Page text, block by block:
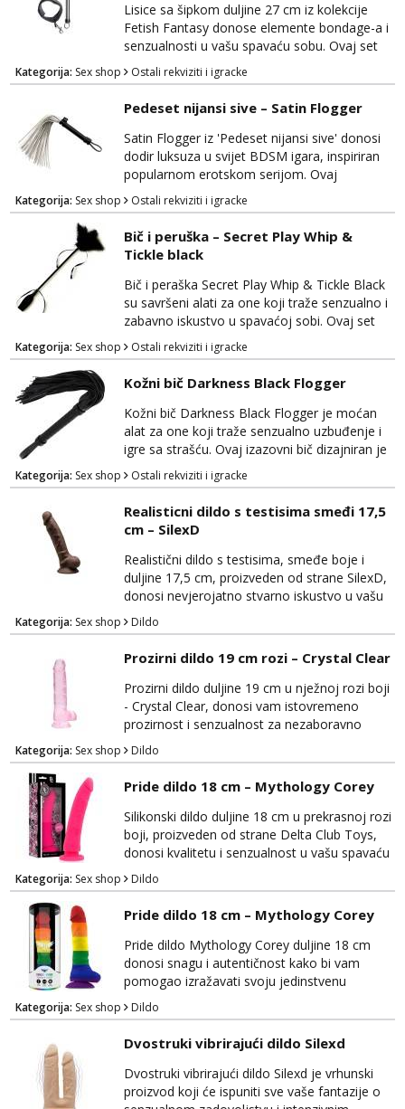
Tel:064/677-677- Kod: #108
tel:0,93€ - mob:1,12€ min
Obavijesti me kada se oslobodi
Zara
tel:0,93€ - mob:1,12€ min
Obavijesti me kada se oslobodi
Čekam tvoj poziv!
Tel:064/677-677- Kod: #142
tel:0,93€ - mob:1,12€ min
Lisice sa šipkom duljine 27 cm iz kolekcije
Fetish Fantasy donose elemente bondage-a i
senzualnosti u vašu spavaću sobu. Ovaj set
omogućava vam da istražujete igre sa
strašću, pružajući vam mogućnost za
dominaciju ili predaju. Lisice su izrađene od
visokokvalitetnog materijala koji je siguran za
tijelo i udoban za nošenje. Prilagodljive su za
različite veličine zgloba, osiguravajući
sigurnost i...
Kategorija: Sex shop Ostali rekviziti i igracke
Pedeset nijansi sive – Satin Flogger
Satin Flogger iz 'Pedeset nijansi sive' donosi
dodir luksuza u svijet BDSM igara, inspiriran
popularnom erotskom serijom. Ovaj
elegantan bič izrađen je kako bi pružio
senzualno iskustvo dominacije i podložnosti.
Satin Flogger je izrađen od visokokvalitetnog
materijala s mekim trakama koje pružaju
dodatnu nježnost i udobnost tijekom igre.
Ovaj bič je savršen za početnike u BDSM-u,
omogućujući im...
Kategorija: Sex shop Ostali rekviziti i igracke
Bič i peruška – Secret Play Whip &
Tickle black
Bič i peraška Secret Play Whip & Tickle Black
su savršeni alati za one koji traže senzualno i
zabavno iskustvo u spavaćoj sobi. Ovaj set
kombinira dvije različite teksture kako bi
dodao raznolikost i uzbuđenje u vaše intimne
trenutke. Bič je izrađen od visokokvalitetne
eko kože i nudi dominaciju i strast u igrama
sa strašću. Njegove nježne trake pružaju
mogućnost precizne stimulacije i kontrole...
Kategorija: Sex shop Ostali rekviziti i igracke
Kožni bič Darkness Black Flogger
Kožni bič Darkness Black Flogger je moćan
alat za one koji traže senzualno uzbuđenje i
igre sa strašću. Ovaj izazovni bič dizajniran je
za dodatnu stimulaciju i eksperimentiranje u
svijetu BDSM-a i erotike. Izrađen je od
visokokvalitetne kože, Darkness Black
Flogger ima sofisticiran izgled i osjećaj na
dodir. Duge, meke trake biča omogućuju
precizno usmjeravanje i kontrolu tijekom igre,
pružaju...
Kategorija: Sex shop Ostali rekviziti i igracke
Realisticni dildo s testisima smeđi 17,5
cm – SilexD
Realistični dildo s testisima, smeđe boje i
duljine 17,5 cm, proizveden od strane SilexD,
donosi nevjerojatno stvarno iskustvo u vašu
spavaću sobu. Ovaj vrhunski dildo će vas
zadovoljiti svojom iznimnom kvalitetom i
autentičnim dizajnom. Izrađen je od
visokokvalitetnog, tijelu prijateljskog
materijala koji je nježan na dodir i siguran za
tijelo, osiguravajući udobnost tijekom
korištenja. Njegov...
Kategorija: Sex shop Dildo
Prozirni dildo 19 cm rozi – Crystal Clear
Prozirni dildo duljine 19 cm u nježnoj rozi boji
- Crystal Clear, donosi vam istovremeno
prozirnost i senzualnost za nezaboravno
zadovoljstvo. Ovaj izuzetno elegantan dildo
će ispuniti vaše želje s vrhunskim materijalima
i privlačnim dizajnom. Izrađen je od
visokokvalitetnog, prozirnog materijala koji je
siguran za tijelo i nježan na dodir, pružajući
vam maksimalnu udobnost tijekom upotrebe.
Cr...
Kategorija: Sex shop Dildo
Pride dildo 18 cm – Mythology Corey
Silikonski dildo duljine 18 cm u prekrasnoj rozi
boji, proizveden od strane Delta Club Toys,
donosi kvalitetu i senzualnost u vašu spavaću
sobu. Ovaj elegantni dildo će vas zadovoljiti
svojim vrhunskim materijalima i realističnim
dizajnom. Izrađen je od visokokvalitetnog,
tijelu prijateljskog silikona koji je nježan na
dodir i siguran za tijelo, osiguravajući
udobnost tijekom korištenja. Njegov...
Kategorija: Sex shop Dildo
Pride dildo 18 cm – Mythology Corey
Pride dildo Mythology Corey duljine 18 cm
donosi snagu i autentičnost kako bi vam
pomogao izražavati svoju jedinstvenu
seksualnost i ponos. Ovaj visokokvalitetni
dildo ne samo da zadovoljava vaše tjelesne
potrebe, već također slavi vašu individualnost
i seksualni identitet. Mythology Corey je
izrađen od sigurnog i tijelu prijateljskog
materijala koji pruža nevjerojatno realistično
Kategorija: Sex shop Dildo
Dvostruki vibrirajući dildo Silexd
Dvostruki vibrirajući dildo Silexd je vrhunski
proizvod koji će ispuniti sve vaše fantazije o